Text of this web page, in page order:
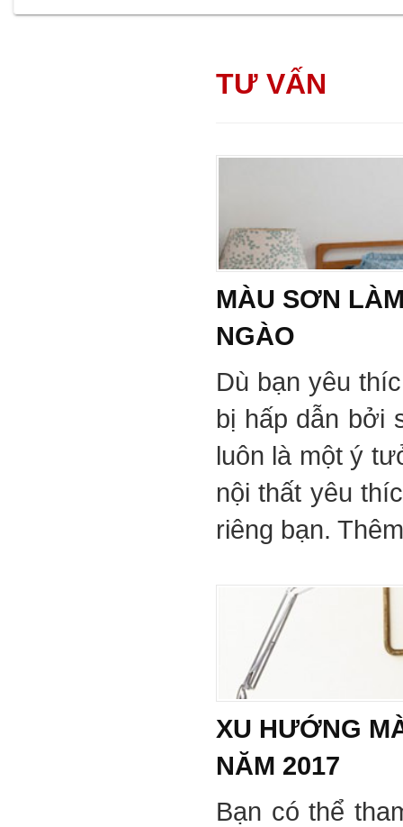
TƯ VẤN
MÀU SƠN
NGÀO
Dù bạn yêu
bị hấp dẫn bởi
luôn là một ý
nội thất yêu
riêng bạn.
XU HƯỚNG
NĂM 2017
Bạn có thể